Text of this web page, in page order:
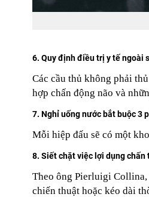
6. Quy định điều trị y tế ngoài
Các cầu thủ không phải
hợp chấn động não và
7. Nghỉ uống nước bắt buộc 3
Mỗi hiệp đấu sẽ có một
8. Siết chặt việc lợi dụng
Theo ông Pierluigi Collina,
chiến thuật hoặc kéo dài